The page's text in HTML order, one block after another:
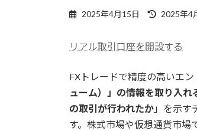
2025年4月15日
最
新
時
:
2025年4
リアル取引口座を開設する
FXトレードで精度の高いエ
ューム）」の情報を取り入れ
の取引が行われたか 」を示す
す。株式市場や仮想通貨市場